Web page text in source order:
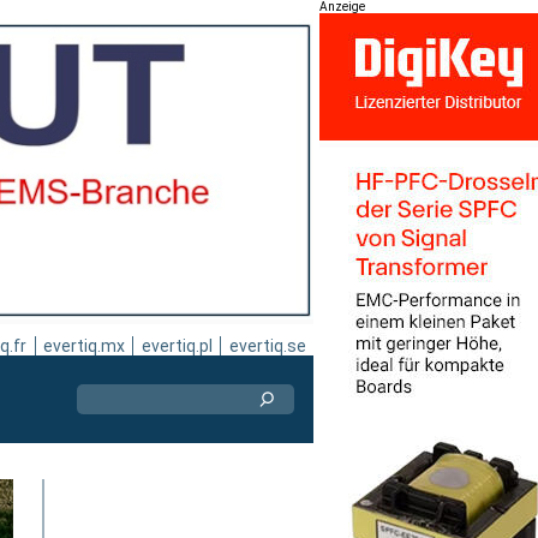
evertiq.mx evertiq.pl evertiq.se
Anzeige